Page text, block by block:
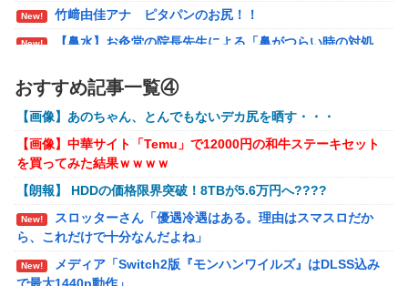
New! ブラッドボーン全クリしたんだが
New!
【ナイトレイン】 舐め腐ったネタビルドで床舐めし
New!
【ウルトラQ】 「ナメゴン」とかいうシリーズ初の宇
宙怪獣
New!
【画像】『金田一少年の事件簿』で好きな死体ランキ
ング１位がこちら！
【ウマ娘】夜に食べるアイスおいち！「きーん」ってする
ち。
【にじさんじ】本日20時から、ののはとあゆゆでコラボ！
部屋作りゲーム、確率で出現するイカを見るとクラッシュす
New! 竹﨑由佳アナ ピタパンのお尻！！
New!
【鼻水】お灸堂の院長先生による「鼻がつらい時の対処
New!
メディア「Switch2版『モンハンワイルズ』はDLSS込み
で最大1440p動作」
New!
【艦これ】E4とE5はどっちの方が難しい？ E5甲はウイニ
ングランって聞いたんだけど
New!
【艦これ】今から提督に着任するなら皆吹雪初期艦なんだ
ろうか
New!
【ライザのアトリエ】キューズQ「ライザ(ライザリン・シ
ュタウト)ウェディングStyle」フィギュア【予約開始】
New!
【〈物語〉シリーズ】セガ「忍野忍」「斧乃木余接」プラ
おすすめ記事一覧④
【画像】あのちゃん、とんでもないデカ尻を晒す・・・
【画像】中華サイト「Temu」で12000円の和牛ステーキセット
を買ってみた結果ｗｗｗｗ
【朗報】 HDDの価格限界突破！8TBが5.6万円へ????
New!
スロッターさん「優遇冷遇はある。理由はスマスロだか
ら、これだけで十分なんだよね」
New!
メディア「Switch2版『モンハンワイルズ』はDLSS込み